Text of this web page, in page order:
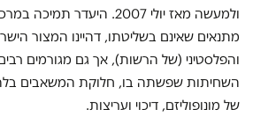
ולמעשה מאז יולי 2007. היעדר
מתנאים שאינם בשליטתו, דהיינו המצור
והפלסטיני (של הרשות), אך גם מגורמים
השחיתות שפשתה בו, חלוקת המשאבים
של מונופוליזם, דיכוי ועריצות.